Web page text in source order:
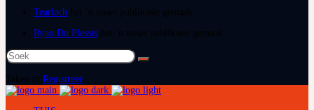
Tearlach
Ryno Du Plessis
Soek
na:
Registreer